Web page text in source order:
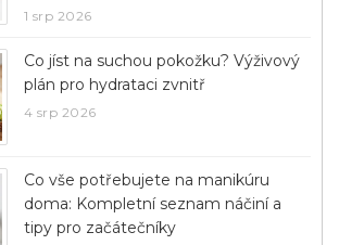
1 srp 2026
Co jíst na suchou pokožku? Výživový
plán pro hydrataci zvnitř
4 srp 2026
Co vše potřebujete na manikúru
doma: Kompletní seznam náčiní a
tipy pro začátečníky